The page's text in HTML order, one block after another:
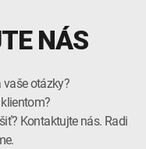
NÁS
otázky?
Kontaktujte nás. Radi